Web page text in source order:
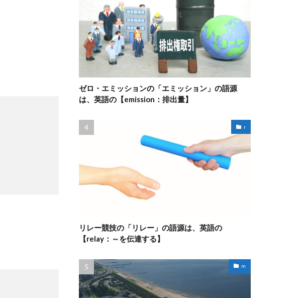
ゼロ・エミッションの「エミッション」の語源
は、英語の【emission：排出量】
r
リレー競技の「リレー」の語源は、英語の
【relay：～を伝達する】
m